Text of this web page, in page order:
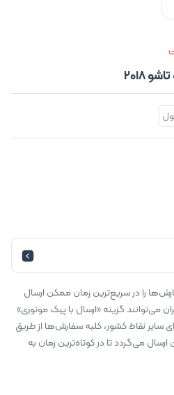
را در سریع‌ترین زمان ممکن ارسال
می‌توانند گزینه «ارسال با پیک موتوری»
سایر نقاط کشور، کلیه سفارش‌ها از طریق
می‌گردد تا در کوتاه‌ترین زمان به